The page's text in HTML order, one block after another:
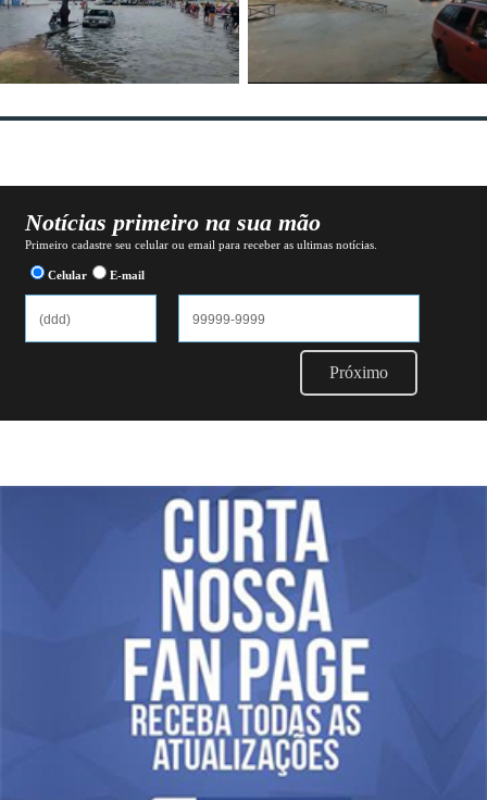
Notícias primeiro na sua mão
Primeiro cadastre seu celular ou email para receber as ultimas notícias.
Celular E-mail
Próximo